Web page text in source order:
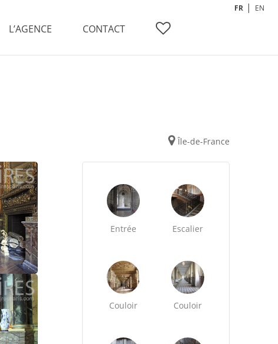
L’AGENCE CONTACT
FR EN
Île-de-France
Entrée Escalier
Couloir Couloir